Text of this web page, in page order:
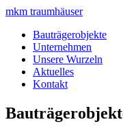
mkm traumhäuser
Bauträgerobjekte
Unternehmen
Unsere Wurzeln
Aktuelles
Kontakt